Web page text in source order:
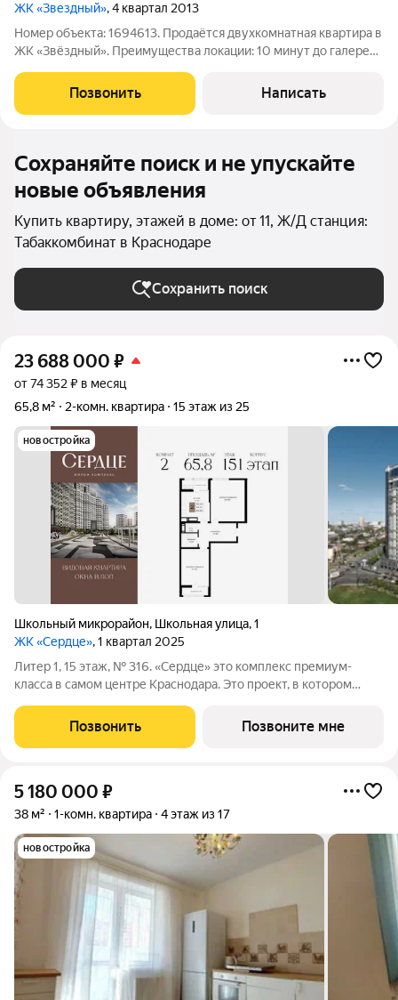
ЖК «Звездный», 4 квартал 2013
Номер объекта: 1694613. Продаётся двухкомнатная квартира в
ЖК «Звёздный». Преимущества локации: 10 минут до галереи
инфраструктура в шаговой доступности: школы,детские
сады,магазины, аптеки, кафе,
Позвонить Написать
Сохраняйте поиск и не упускайте
новые объявления
Купить квартиру, этажей в доме: от 11, Ж/Д станция:
Табаккомбинат в Краснодаре
Сохранить поиск
23 688 000 ₽
от 74 352 ₽ в месяц
65,8 м²
2-комн. квартира 15 этаж из 25
новостройка
Школьный микрорайон, Школьная улица,1
ЖК «Сердце», 1 квартал 2025
Литер 1, 15 этаж, № 316. «Сердце» это комплекс премиум-
класса в самом центре Краснодара. Это проект, в котором
привлекательностью и продуманной средой для жизни. Здесь
история города и энергия современного
Позвонить Позвоните мне
5 180 000 ₽
38 м² 1-комн. квартира 4 этаж из 17
новостройка